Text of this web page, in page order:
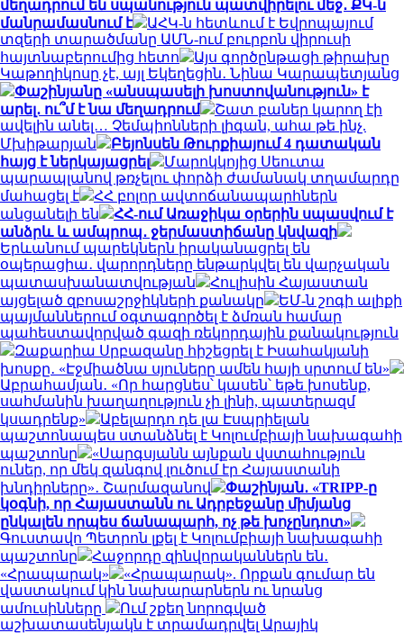
մեղադրում են սպանություն պատվիրելու մեջ․ ՔԿ-ն
մանրամասնում է
ԱՀԿ-ն հետևում է Եվրոպայում
տզերի տարածմանը ԱՄՆ-ում բուրբոն վիրուսի
հայտնաբերումից հետո
Այս գործընթացի թիրախը
Կաթողիկոսը չէ, այլ Եկեղեցին․ Նինա Կարապետյանց
Փաշինյանը «անսպասելի խոստովանություն» է
արել․ ու՞մ է նա մեղադրում
Շատ բաներ կարող էի
ավելին անել… Չեմպիոնների լիգան, ահա թե ինչ.
Մխիթարյան
Բեյոնսեն Թուրքիայում 4 դատական
հայց է ներկայացրել
Մարոկկոյից Սեուտա
պարապլանով թռչելու փորձի ժամանակ տղամարդը
մահացել է
ՀՀ բոլոր ավտոճանապարհներն
անցանելի են
ՀՀ-ում Առաջիկա օրերին սպասվում է
անձրև և ամպրոպ․ ջերմաստիճանը կնվազի
Երևանում պարեկներն իրականացրել են
օպերացիա․ վարորդները ենթարկվել են վարչական
պատասխանատվության
Հուլիսին Հայաստան
այցելած զբոսաշրջիկների քանակը
ԵՄ-ն շոգի ալիքի
պայմաններում օգտագործել է ձմռան համար
պահեստավորված գազի ռեկորդային քանակություն
Զաքարիա Սրբազանը հիշեցրել է Իսահակյանի
խոսքը․ «Էջմիածնա սյուները ամեն հայի սրտում են»
Աբրահամյան․ «Որ հարցնես՝ կասեն՝ եթե խոսենք,
սահմանին խաղաղություն չի լինի, պատերազմ
կսադրենք»
Աբելարդո դե լա Էսպրիելան
պաշտոնապես ստանձնել է Կոլումբիայի նախագահի
պաշտոնը
«Սարգսյանն այնքան վստահություն
ուներ, որ մեկ զանգով լուծում էր Հայաստանի
խնդիրները»․ Շարմազանով
Փաշինյան․ «TRIPP-ը
կօգնի, որ Հայաստանն ու Ադրբեջանը միմյանց
ընկալեն որպես ճանապարհ, ոչ թե խոչընդոտ»
Գուստավո Պետրոն լքել է Կոլումբիայի նախագահի
պաշտոնը
Հաջորդը զինվորականներն են․
«Հրապարակ»
«Հրապարակ». Որքան գումար են
վաստակում կին նախարարներն ու նրանց
ամուսինները
Ում շքեղ նորոգված
աշխատասենյակն է տրամադրվել Արայիկ